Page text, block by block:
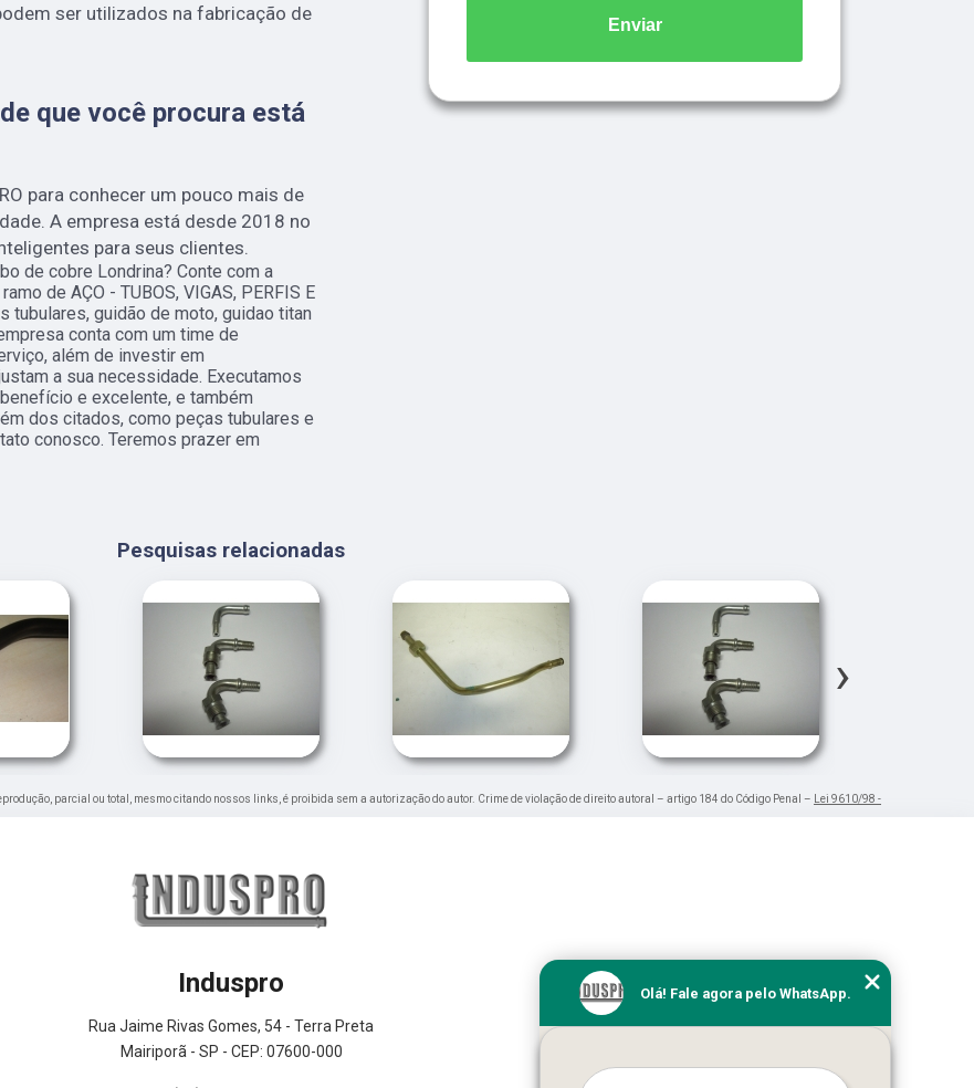
ser utilizados na fabricação de
que você procura está
para conhecer um pouco mais de
A empresa está desde 2018 no
para seus clientes.
de cobre Londrina? Conte com a
de AÇO - TUBOS, VIGAS, PERFIS E
tubulares, guidão de moto, guidao titan
conta com um time de
além de investir em
a sua necessidade. Executamos
e excelente, e também
dos citados, como peças tubulares e
conosco. Teremos prazer em
Enviar
Pesquisas relacionadas
›
parcial ou total, mesmo citando nossos links, é proibida sem a autorização do autor. Crime de violação de direito autoral – artigo 184 do Código Penal – Lei 9610/98 -
Induspro
Rua Jaime Rivas Gomes, 54 - Terra Preta
Mairiporã - SP - CEP: 07600-000
Olá! Fale agora pelo WhatsApp.